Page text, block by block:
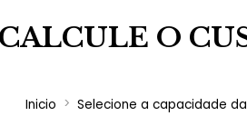
CALCULE O
Inicio Selecione a capacidade